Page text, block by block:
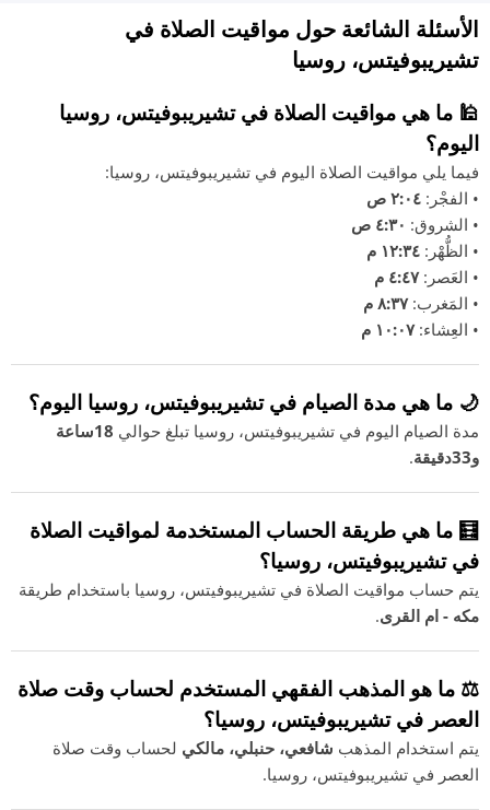
الأسئلة الشائعة حول مواقيت الصلاة في
تشيريبوفيتس، روسيا
🕌 ما هي مواقيت الصلاة في تشيريبوفيتس، روسيا
اليوم؟
فيما يلي مواقيت الصلاة اليوم في تشيريبوفيتس، روسيا:
• الفجْر: ٢:٠٤ ص
• الشروق: ٤:٣٠ ص
• الظُّهْر: ١٢:٣٤ م
• العَصر:٤:٤٧ م
• المَغرب:٨:٣٧ م
• العِشاء:١٠:٠٧ م
🌙 ما هي مدة الصيام في تشيريبوفيتس، روسيا اليوم؟
مدة الصيام اليوم في تشيريبوفيتس، روسيا تبلغ حوالي
18ساعة
و33دقيقة
.
🧮 ما هي طريقة الحساب المستخدمة لمواقيت الصلاة
في تشيريبوفيتس، روسيا؟
يتم حساب مواقيت الصلاة في تشيريبوفيتس، روسيا باستخدام طريقة
مكه - ام القرى.
⚖️ ما هو المذهب الفقهي المستخدم لحساب وقت صلاة
العصر في تشيريبوفيتس، روسيا؟
يتم استخدام المذهب شافعي، حنبلي، مالكي لحساب وقت صلاة
العصر في تشيريبوفيتس، روسيا.